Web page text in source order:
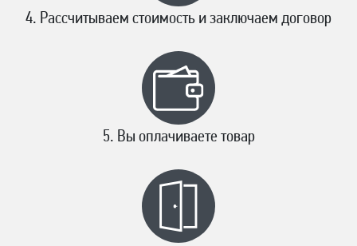
Рассчитываем стоимость и заключаем договор
Вы оплачиваете товар